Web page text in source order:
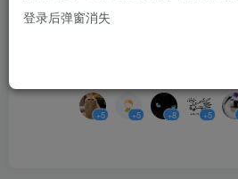
+5 +5 +8 +5
登录后弹窗消失